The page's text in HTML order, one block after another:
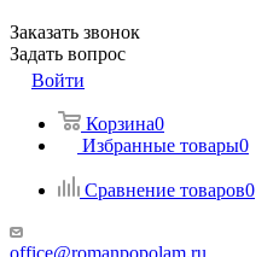
Заказать звонок
Задать вопрос
Войти
Корзина0
Избранные товары0
Сравнение товаров0
office@romanpopolam.ru